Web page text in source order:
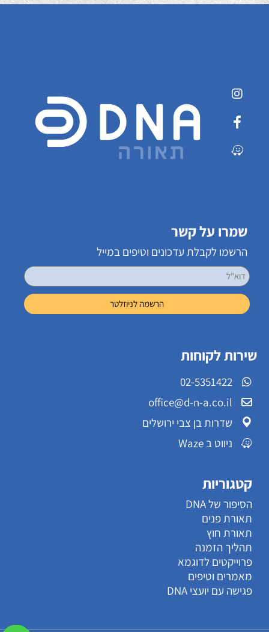
שמרו על קשר
הרשמו לקבלת עדכונים וטיפים במייל
שירות לקוחות
02-5351422
office@d-n-a.co.il
שדרות בן צבי ירושלים
ניווט ב Waze
קטגוריות
הסיפור של DNA
תאורת פנים
תאורת חוץ
תהליך הזמנה
פרוייקטים לדוגמא
מאמרים וטיפים
פגישה עם יועצי DNA